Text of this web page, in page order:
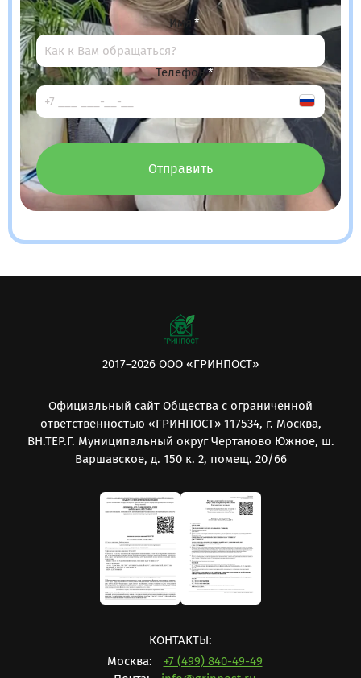
Имя
Телефон
Отправить
2017–2026 ООО «ГРИНПОСТ»
Официальный сайт Общества с ограниченной
ответственностью «ГРИНПОСТ» 117534, г. Москва,
ВН.ТЕР.Г. Муниципальный округ Чертаново Южное, ш.
Варшавское, д. 150 к. 2, помещ. 20/66
КОНТАКТЫ:
Москва:
+7 (499) 840-49-49